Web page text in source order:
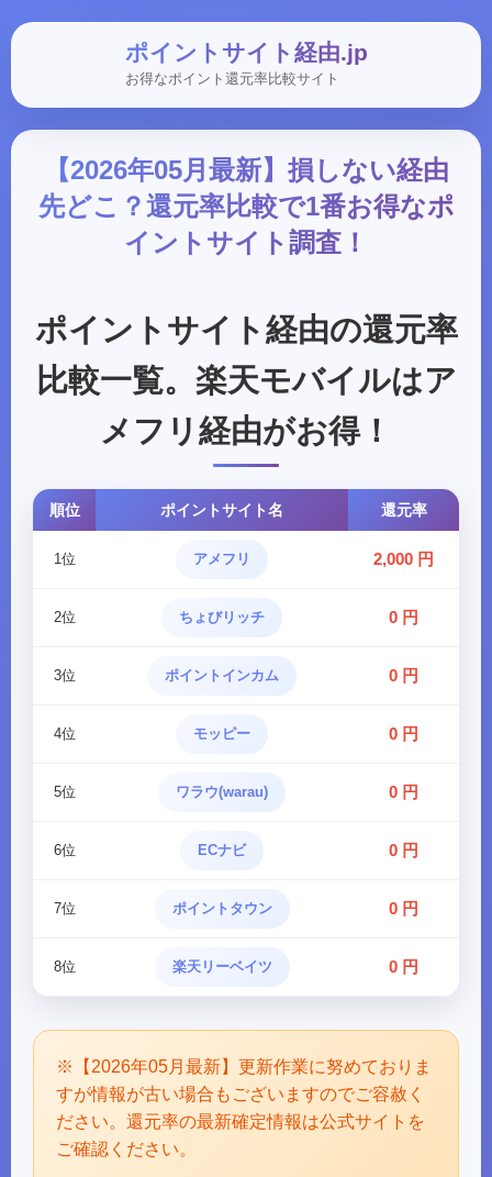
ポイントサイト経由.jp
お得なポイント還元率比較サイト
【2026年05月最新】損しない経由
先どこ？還元率比較で1番お得なポ
イントサイト調査！
ポイントサイト経由の還元率
比較一覧。楽天モバイルはア
メフリ経由がお得！
順位 ポイントサイト名 還元率
1位 アメフリ 2,000 円
2位 ちょびリッチ 0 円
3位 ポイントインカム 0 円
4位 モッピー 0 円
5位 ワラウ(warau) 0 円
6位 ECナビ 0 円
7位 ポイントタウン 0 円
8位 楽天リーベイツ 0 円
※【2026年05月最新】更新作業に努めておりま
すが情報が古い場合もございますのでご容赦く
ださい。還元率の最新確定情報は公式サイトを
ご確認ください。